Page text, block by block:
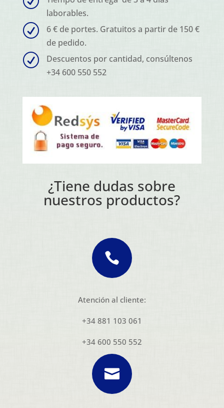
laborables.
R
6 € de portes. Gratuitos a partir de 150 €
de pedido.
R
Descuentos por cantidad, consúltenos
+34 600 550 552
¿Tiene dudas sobre
nuestros productos?

Atención al cliente:
+34 881 103 061
+34 600 550 552
